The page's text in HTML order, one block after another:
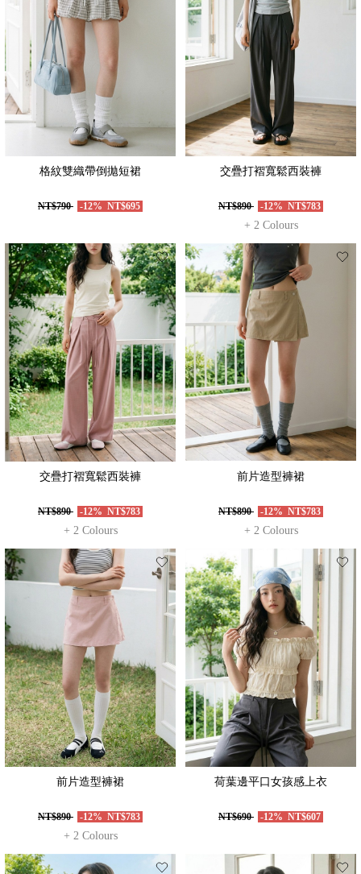
格紋雙織帶倒拋短裙
NT$790 -12% NT$695
交疊打褶寬鬆西裝褲
NT$890 -12% NT$783
+ 2 Colours
交疊打褶寬鬆西裝褲
NT$890 -12% NT$783
+ 2 Colours
前片造型褲裙
NT$890 -12% NT$783
+ 2 Colours
前片造型褲裙
NT$890 -12% NT$783
+ 2 Colours
荷葉邊平口女孩感上衣
NT$690 -12% NT$607